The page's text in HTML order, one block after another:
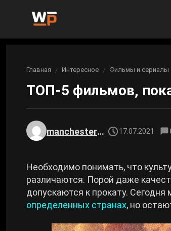
Новости Genshin Impact
Новости Honkai: Star Rail
Новости Zenless Zone Zero
Genshin Impact
Honkai: Star Rail
Neverness to Everness
Gothic 1 Remake
Arknights: Endfield
Билды Genshin Impact
Билды Zenless Zone Zero
Интересное
Аниме
Фильмы и сериалы
Вы здесь:
Главная Интересное Фильмы и сериалы
ТОП-5 фильмов,
manchester0000 17.07.2021
Необходимо понимать, что
различаются. Порой даже
допускаются к прокату.
определенных странах, но